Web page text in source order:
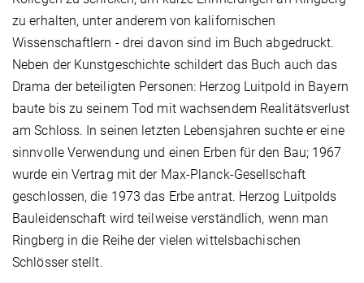
zu erhalten, unter anderem von kalifornischen
Wissenschaftlern - drei davon sind im Buch abgedruckt.
Neben der Kunstgeschichte schildert das Buch auch das
Drama der beteiligten Personen: Herzog Luitpold in Bayern
baute bis zu seinem Tod mit wachsendem Realitätsverlust
am Schloss. In seinen letzten Lebensjahren suchte er eine
sinnvolle Verwendung und einen Erben für den Bau; 1967
wurde ein Vertrag mit der Max-Planck-Gesellschaft
geschlossen, die 1973 das Erbe antrat. Herzog Luitpolds
Bauleidenschaft wird teilweise verständlich, wenn man
Ringberg in die Reihe der vielen wittelsbachischen
Schlösser stellt.